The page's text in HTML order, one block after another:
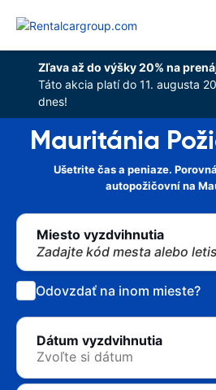
Zľava až do výšky 20% na
Táto akcia platí do 11. augusta
dnes!
Mauritánia
Ušetrite čas a peniaze.
autopožičovní na
Miesto vyzdvihnutia
Zadajte kód mesta alebo
Odovzdať na inom mieste?
Dátum vyzdvihnutia